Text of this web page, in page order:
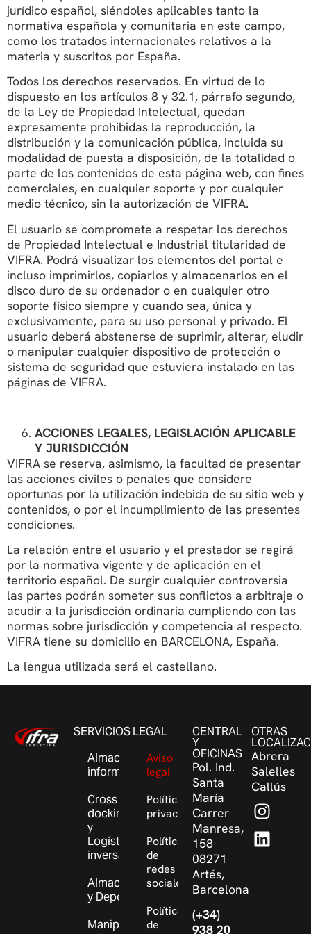
jurídico español, siéndoles aplicables tanto la
normativa española y comunitaria en este campo,
como los tratados internacionales relativos a la
materia y suscritos por España.
Todos los derechos reservados. En virtud de lo
dispuesto en los artículos 8 y 32.1, párrafo segundo,
de la Ley de Propiedad Intelectual, quedan
expresamente prohibidas la reproducción, la
distribución y la comunicación pública, incluida su
modalidad de puesta a disposición, de la totalidad o
parte de los contenidos de esta página web, con fines
comerciales, en cualquier soporte y por cualquier
medio técnico, sin la autorización de VIFRA.
El usuario se compromete a respetar los derechos
de Propiedad Intelectual e Industrial titularidad de
VIFRA. Podrá visualizar los elementos del portal e
incluso imprimirlos, copiarlos y almacenarlos en el
disco duro de su ordenador o en cualquier otro
soporte físico siempre y cuando sea, única y
exclusivamente, para su uso personal y privado. El
usuario deberá abstenerse de suprimir, alterar, eludir
o manipular cualquier dispositivo de protección o
sistema de seguridad que estuviera instalado en las
páginas de VIFRA.
ACCIONES LEGALES, LEGISLACIÓN APLICABLE
Y JURISDICCIÓN
VIFRA se reserva, asimismo, la facultad de presentar
las acciones civiles o penales que considere
oportunas por la utilización indebida de su sitio web y
contenidos, o por el incumplimiento de las presentes
condiciones.
La relación entre el usuario y el prestador se regirá
por la normativa vigente y de aplicación en el
territorio español. De surgir cualquier controversia
las partes podrán someter sus conflictos a arbitraje o
acudir a la jurisdicción ordinaria cumpliendo con las
normas sobre jurisdicción y competencia al respecto.
VIFRA tiene su domicilio en BARCELONA, España.
La lengua utilizada será el castellano.
SERVICIOS
Almacén
informatizado
Cross
docking
y
Logística
inversa
Almacenaje
y Depósito
Manipulaciones
LEGAL
Aviso
legal
Política de
privacidad
Política
de
redes
sociales
Política
de
CENTRAL
Y
OFICINAS
Pol. Ind.
Santa
María
Carrer
Manresa,
158
08271
Artés,
Barcelona
(+34)
938 20
OTRAS
Abrera
Salelles
Callús